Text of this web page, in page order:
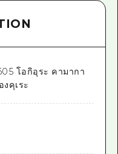
โอกิอุระ คามากา
คุเระ